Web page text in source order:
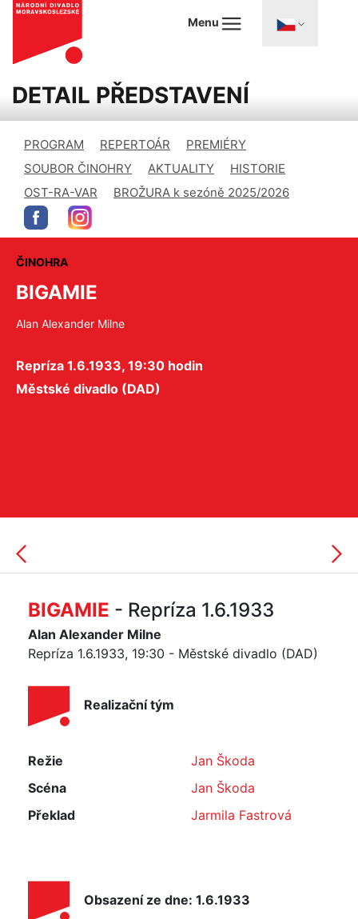
Menu
DETAIL PŘEDSTAVENÍ
PROGRAM REPERTOÁR
PREMIÉRY
SOUBOR ČINOHRY
AKTUALITY
HISTORIE
OST-RA-VAR
BROŽURA k sezóně 2025/2026
ČINOHRA
BIGAMIE
Alan Alexander Milne
Repríza 1.6.1933, 19:30 hodin
Městské divadlo (DAD)
BIGAMIE - Repríza 1.6.1933
Alan Alexander Milne
Repríza 1.6.1933, 19:30 - Městské divadlo (DAD)
Realizační tým
Režie
Jan Škoda
Scéna
Jan Škoda
Překlad
Jarmila Fastrová
Obsazení ze dne: 1.6.1933